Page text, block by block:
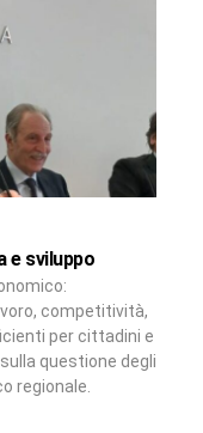
e sviluppo
competitività,
per cittadini e
questione degli
regionale.